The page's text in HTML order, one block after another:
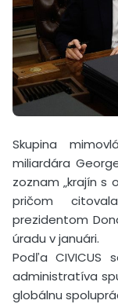
Skupina
miliardára
zoznam „krajín s
pričom
prezidentom
úradu v januári.
Podľa CIVICUS
administratíva
globálnu